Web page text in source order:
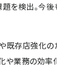
題を検出。今
既存店強化の
や業務の効